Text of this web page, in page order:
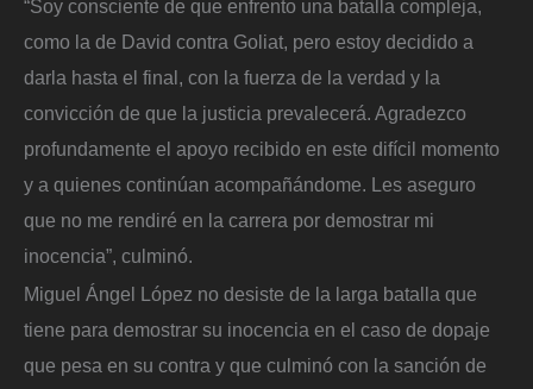
“Soy consciente de que enfrento una batalla compleja,
como la de David contra Goliat, pero estoy decidido a
darla hasta el final, con la fuerza de la verdad y la
convicción de que la justicia prevalecerá. Agradezco
profundamente el apoyo recibido en este difícil momento
y a quienes continúan acompañándome. Les aseguro
que no me rendiré en la carrera por demostrar mi
inocencia”, culminó.
Miguel Ángel López no desiste de la larga batalla que
tiene para demostrar su inocencia en el caso de dopaje
que pesa en su contra y que culminó con la sanción de